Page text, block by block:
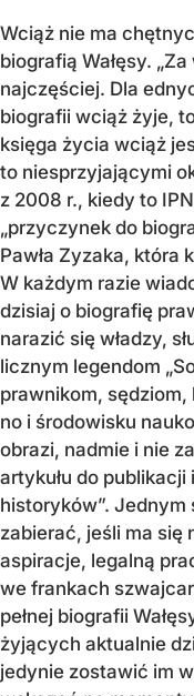
Wciąż nie ma
biografią Wałęsy.
najczęściej. Dla
biografii wciąż żyje,
księga życia wciąż
to niesprzyjającymi
z 2008 r., kiedy to
„przyczynek do
Pawła Zyzaka, która
W każdym razie
dzisiaj o biografię
narazić się władzy,
licznym legendom
prawnikom,
no i środowisku
obrazi, nadmie i nie
artykułu do
historyków”. Jednym
zabierać, jeśli ma się
aspiracje, legalną
we frankach
pełnej biografii
żyjących aktualnie
jedynie zostawić im